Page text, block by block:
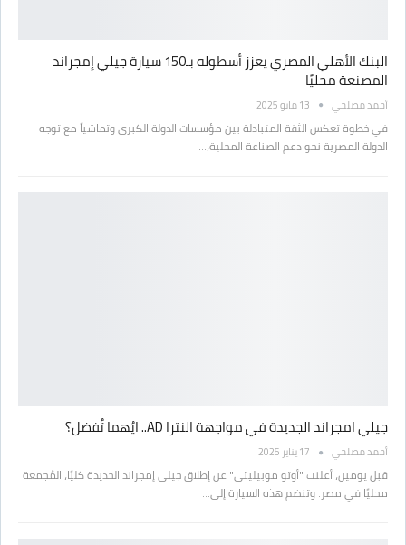
البنك الأهلي المصري يعزز أسطوله بـ150 سيارة جيلي إمجراند
المصنعة محليًا
أحمد مصلحي 13 مايو 2025
في خطوة تعكس الثقة المتبادلة بين مؤسسات الدولة الكبرى وتماشياً مع توجه
الدولة المصرية نحو دعم الصناعة المحلية،…
جيلي امجراند الجديدة في مواجهة النترا AD.. ايُهما تُفضل؟
أحمد مصلحي 17 يناير 2025
قبل يومين، أعلنت "أوتو موبيليتي" عن إطلاق جيلي إمجراند الجديدة كليًا، المُجمعة
محليًا في مصر. وتنضم هذه السيارة إلى…